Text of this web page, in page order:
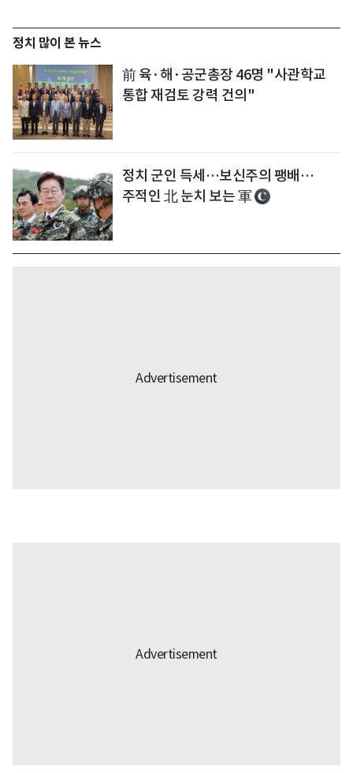
정치 많이 본 뉴스
前 육·해·공군총장 46명 "사관학교
통합 재검토 강력 건의"
정치 군인 득세…보신주의 팽배…
주적인 北 눈치 보는 軍